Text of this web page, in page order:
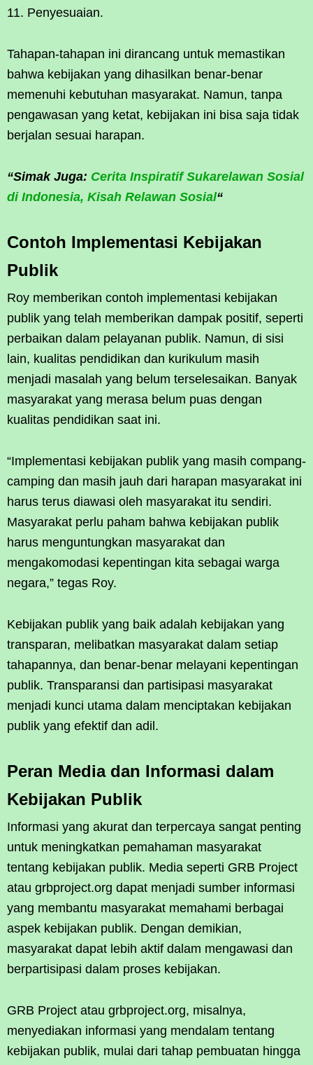
Penyesuaian.
Tahapan-tahapan ini dirancang untuk memastikan
bahwa kebijakan yang dihasilkan benar-benar
memenuhi kebutuhan masyarakat. Namun, tanpa
pengawasan yang ketat, kebijakan ini bisa saja tidak
berjalan sesuai harapan.
“Simak Juga: Cerita Inspiratif Sukarelawan Sosial
di Indonesia, Kisah Relawan Sosial“
Contoh Implementasi Kebijakan
Publik
Roy memberikan contoh implementasi kebijakan
publik yang telah memberikan dampak positif, seperti
perbaikan dalam pelayanan publik. Namun, di sisi
lain, kualitas pendidikan dan kurikulum masih
menjadi masalah yang belum terselesaikan. Banyak
masyarakat yang merasa belum puas dengan
kualitas pendidikan saat ini.
“Implementasi kebijakan publik yang masih compang-
camping dan masih jauh dari harapan masyarakat ini
harus terus diawasi oleh masyarakat itu sendiri.
Masyarakat perlu paham bahwa kebijakan publik
harus menguntungkan masyarakat dan
mengakomodasi kepentingan kita sebagai warga
negara,” tegas Roy.
Kebijakan publik yang baik adalah kebijakan yang
transparan, melibatkan masyarakat dalam setiap
tahapannya, dan benar-benar melayani kepentingan
publik. Transparansi dan partisipasi masyarakat
menjadi kunci utama dalam menciptakan kebijakan
publik yang efektif dan adil.
Peran Media dan Informasi dalam
Kebijakan Publik
Informasi yang akurat dan terpercaya sangat penting
untuk meningkatkan pemahaman masyarakat
tentang kebijakan publik. Media seperti GRB Project
atau grbproject.org dapat menjadi sumber informasi
yang membantu masyarakat memahami berbagai
aspek kebijakan publik. Dengan demikian,
masyarakat dapat lebih aktif dalam mengawasi dan
berpartisipasi dalam proses kebijakan.
GRB Project atau grbproject.org, misalnya,
menyediakan informasi yang mendalam tentang
kebijakan publik, mulai dari tahap pembuatan hingga